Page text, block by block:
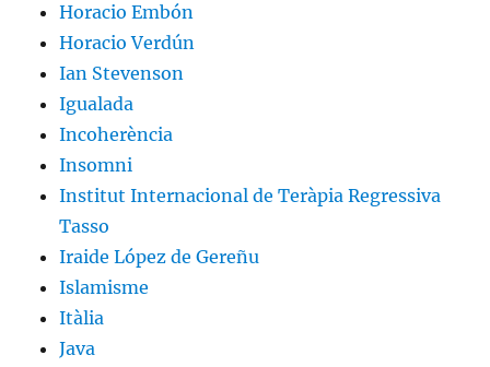
Horacio Embón
Horacio Verdún
Ian Stevenson
Igualada
Incoherència
Insomni
Institut Internacional de Teràpia Regressiva
Tasso
Iraide López de Gereñu
Islamisme
Itàlia
Java